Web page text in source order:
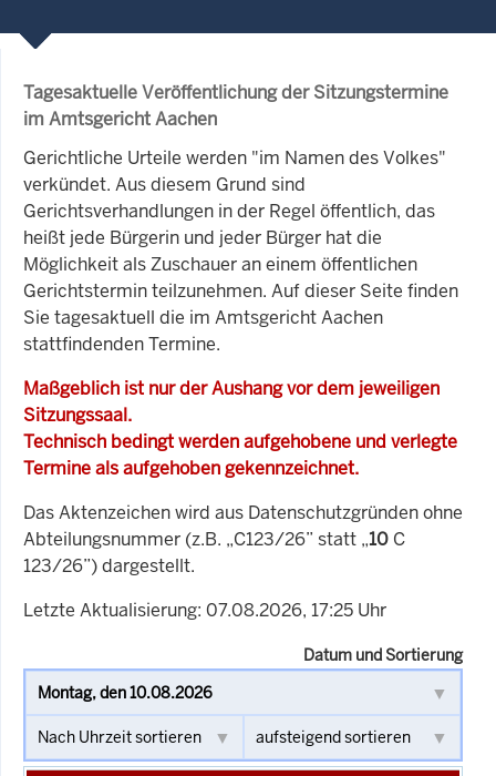
Tagesaktuelle Veröffentlichung der Sitzungstermine
im Amtsgericht Aachen
Gerichtliche Urteile werden "im Namen des Volkes"
verkündet. Aus diesem Grund sind
Gerichtsverhandlungen in der Regel öffentlich, das
heißt jede Bürgerin und jeder Bürger hat die
Möglichkeit als Zuschauer an einem öffentlichen
Gerichtstermin teilzunehmen. Auf dieser Seite finden
Sie tagesaktuell die im Amtsgericht Aachen
stattfindenden Termine.
Maßgeblich ist nur der Aushang vor dem jeweiligen
Sitzungssaal.
Technisch bedingt werden aufgehobene und verlegte
Termine als aufgehoben gekennzeichnet.
Das Aktenzeichen wird aus Datenschutzgründen ohne
Abteilungsnummer (z.B. „C123/26” statt „10 C
123/26”) dargestellt.
Letzte Aktualisierung: 07.08.2026, 17:25 Uhr
Datum und Sortierung